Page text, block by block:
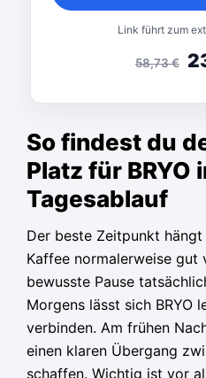
58,73€
Link führt zum
So findest du
Platz für BRYO
Tagesablauf
Der beste Zeitpunkt
Kaffee normalerweise
bewusste Pause
Morgens lässt sich BRYO
verbinden. Am frühen
einen klaren Übergang
schaffen. Wichtig ist vor